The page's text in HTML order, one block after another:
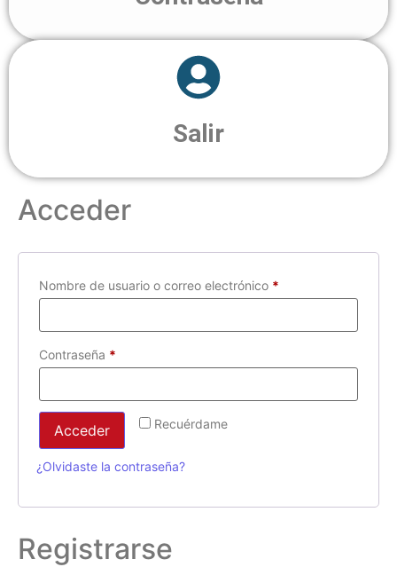
Salir
Acceder
Nombre de usuario o correo electrónico *
Contraseña *
Recuérdame
Acceder
¿Olvidaste la contraseña?
Registrarse